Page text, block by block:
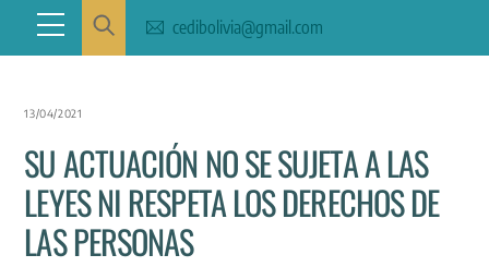
content
Menu cedibolivia@gmail.com
13/04/2021
SU ACTUACIÓN NO SE SUJETA A LAS
LEYES NI RESPETA LOS DERECHOS DE
LAS PERSONAS